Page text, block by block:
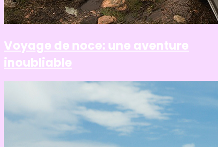
Voyage de noce: une aventure
inoubliable